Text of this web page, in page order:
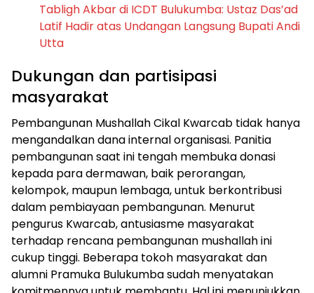
Tabligh Akbar di ICDT Bulukumba: Ustaz Das’ad
Latif Hadir atas Undangan Langsung Bupati Andi
Utta
Dukungan dan partisipasi
masyarakat
Pembangunan Mushallah Cikal Kwarcab tidak hanya
mengandalkan dana internal organisasi. Panitia
pembangunan saat ini tengah membuka donasi
kepada para dermawan, baik perorangan,
kelompok, maupun lembaga, untuk berkontribusi
dalam pembiayaan pembangunan. Menurut
pengurus Kwarcab, antusiasme masyarakat
terhadap rencana pembangunan mushallah ini
cukup tinggi. Beberapa tokoh masyarakat dan
alumni Pramuka Bulukumba sudah menyatakan